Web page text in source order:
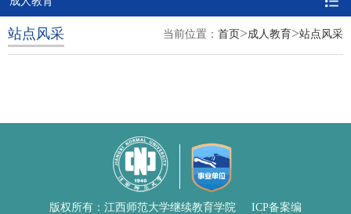
当前位置： 首页>成人教育>站点风采
站点风采
版权所有：江西师范大学继续教育学院
ICP备案编